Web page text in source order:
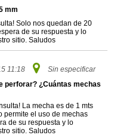
mm
Solo nos quedan de 20
de su respuesta y lo
sitio. Saludos
11:18
Sin especificar
perforar? ¿Cuántas mechas
La mecha es de 1 mts
permite el uso de mechas
de su respuesta y lo
sitio. Saludos